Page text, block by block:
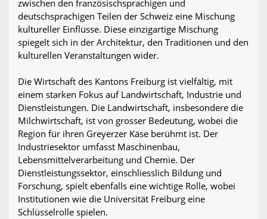
zwischen den französischsprachigen und
deutschsprachigen Teilen der Schweiz eine Mischung
kultureller Einflüsse. Diese einzigartige Mischung
spiegelt sich in der Architektur, den Traditionen und den
kulturellen Veranstaltungen wider.
Die Wirtschaft des Kantons Freiburg ist vielfältig, mit
einem starken Fokus auf Landwirtschaft, Industrie und
Dienstleistungen. Die Landwirtschaft, insbesondere die
Milchwirtschaft, ist von grosser Bedeutung, wobei die
Region für ihren Greyerzer Käse berühmt ist. Der
Industriesektor umfasst Maschinenbau,
Lebensmittelverarbeitung und Chemie. Der
Dienstleistungssektor, einschliesslich Bildung und
Forschung, spielt ebenfalls eine wichtige Rolle, wobei
Institutionen wie die Universität Freiburg eine
Schlüsselrolle spielen.